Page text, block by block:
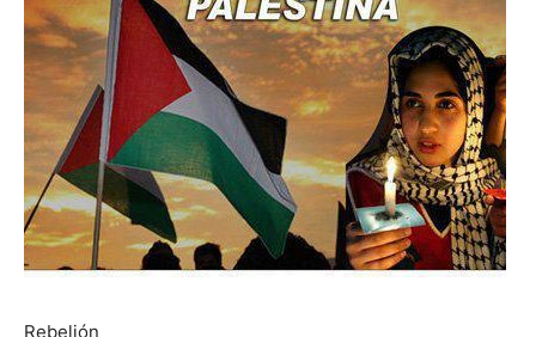
Rebelión